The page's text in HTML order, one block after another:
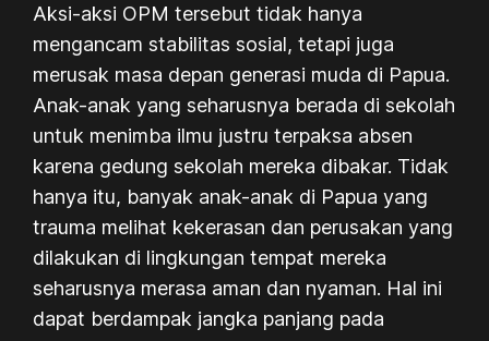
Aksi-aksi OPM tersebut tidak hanya
mengancam stabilitas sosial, tetapi juga
merusak masa depan generasi muda di Papua.
Anak-anak yang seharusnya berada di sekolah
untuk menimba ilmu justru terpaksa absen
karena gedung sekolah mereka dibakar. Tidak
hanya itu, banyak anak-anak di Papua yang
trauma melihat kekerasan dan perusakan yang
dilakukan di lingkungan tempat mereka
seharusnya merasa aman dan nyaman. Hal ini
dapat berdampak jangka panjang pada